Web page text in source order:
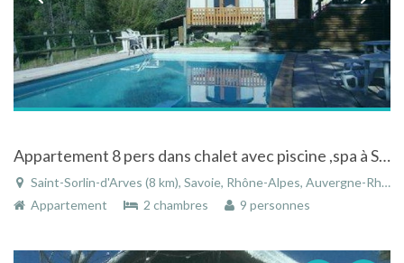
Appartement 8 pers dans chalet avec piscine ,spa à Saint-Sorlin-d'Arves - Savoie - Rhône-Alpes
Saint-Sorlin-d'Arves (8 km), Savoie, Rhône-Alpes, Auvergne-Rhône-Alpes, France
Appartement
2 chambres 9 personnes